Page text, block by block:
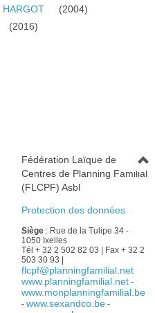
HARGOT
(2016)
(2004)
Fédération Laïque de
Centres de Planning Familial
(FLCPF) Asbl
Protection des données
Siège: Rue de la Tulipe 34 -
1050 Ixelles
Tél + 32 2 502 82 03 | Fax + 32 2
503 30 93 |
flcpf@planningfamilial.net
www.planningfamilial.net-
www.monplanningfamilial.be
- www.sexandco.be-